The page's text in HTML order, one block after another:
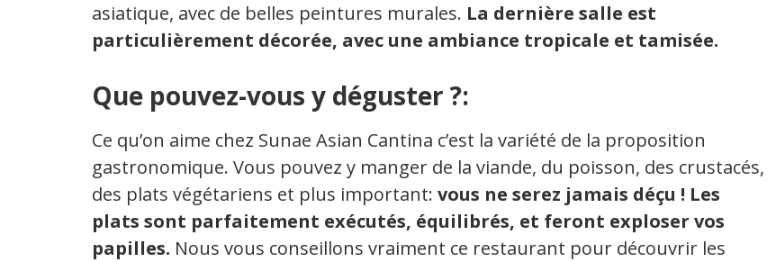
asiatique, avec de belles peintures murales. La dernière salle est
particulièrement décorée, avec une ambiance tropicale et tamisée.
Que pouvez-vous y déguster ?:
Ce qu’on aime chez Sunae Asian Cantina c’est la variété de la proposition
gastronomique. Vous pouvez y manger de la viande, du poisson, des crustacés,
des plats végétariens et plus important: vous ne serez jamais déçu ! Les
plats sont parfaitement exécutés, équilibrés, et feront exploser vos
papilles. Nous vous conseillons vraiment ce restaurant pour découvrir les